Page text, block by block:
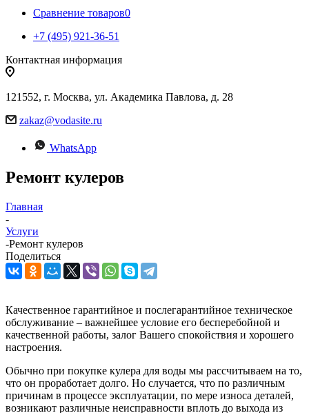
Сравнение товаров0
+7 (495) 921-36-51
Контактная информация
121552, г. Москва, ул. Академика Павлова, д. 28
zakaz@vodasite.ru
WhatsApp
Ремонт кулеров
Главная
-
Услуги
-Ремонт кулеров
Поделиться
Качественное гарантийное и послегарантийное техническое
обслуживание – важнейшее условие его бесперебойной и
качественной работы, залог Вашего спокойствия и хорошего
настроения.
Обычно при покупке кулера для воды мы рассчитываем на то,
что он проработает долго. Но случается, что по различным
причинам в процессе эксплуатации, по мере износа деталей,
возникают различные неисправности вплоть до выхода из